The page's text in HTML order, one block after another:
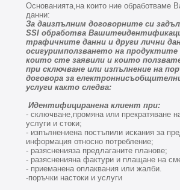
Основанията,на които ние обработваме
данни:
За даизпълним договорните си
SSI обработва
трафичните данни и други лични
осигуримползването на продуктите
които сте заявили и които
при сключване или изпълнение на
договора за
услуги както следва:
Идентифициранена клиент при:
- сключване,промяна или прекратяване
услуги и стоки;
- изпълнениена постъпили искания за
информация относно потребление;
- разясненияза предлаганите планове;
- разясненияна фактури и плащане на
- приеманена оплаквания или жалби.
-поръчки настоки и услуги